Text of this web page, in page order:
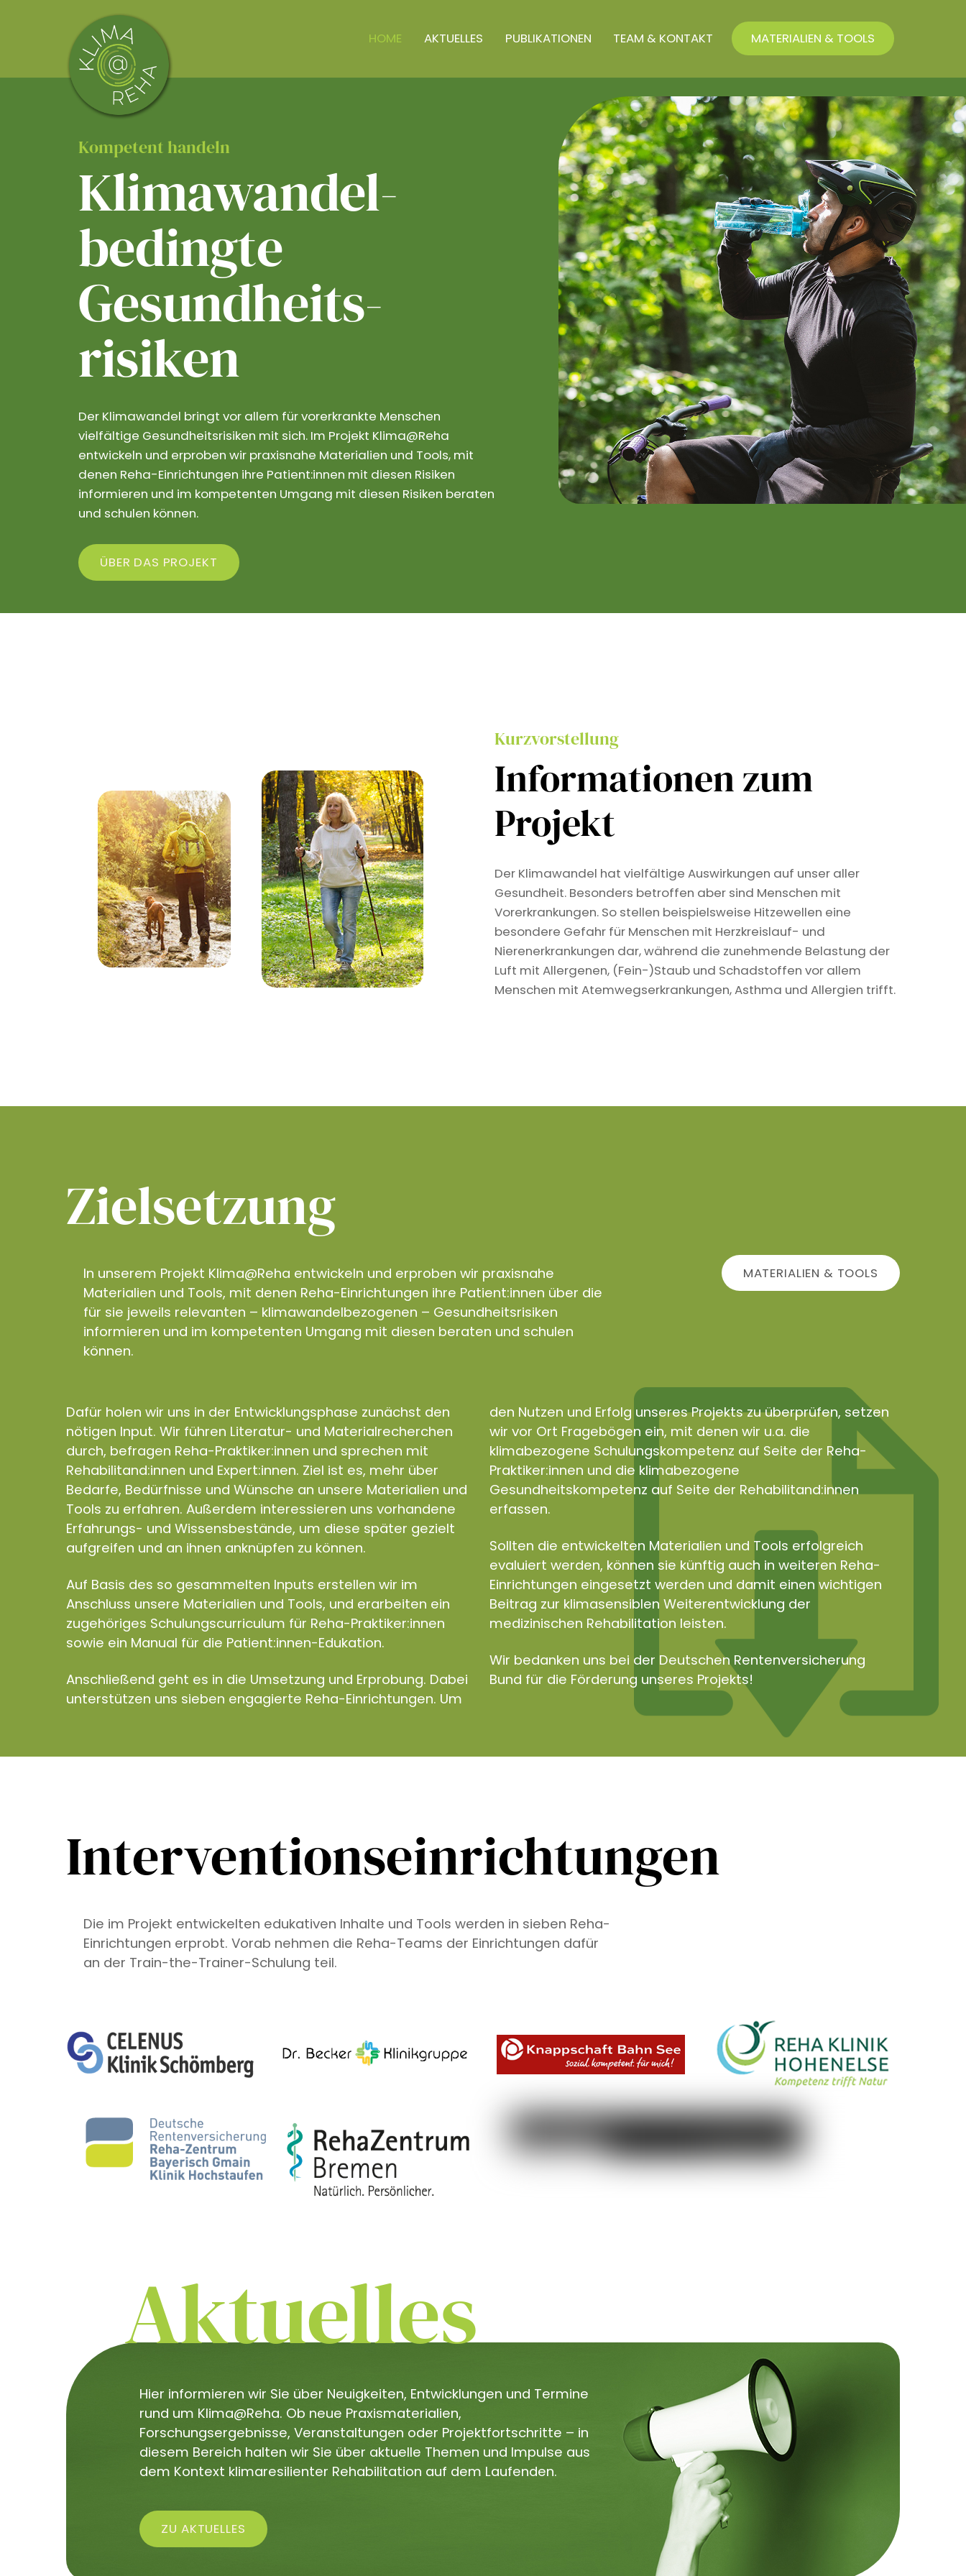
HOME AKTUELLES PUBLIKATIONEN TEAM & KONTAKT MATERIALIEN & TOOLS
Kompetent handeln
Klimawandel­
bedingte
Gesundheits­
risiken
Der Klimawandel bringt vor allem für vorerkrankte Menschen
vielfältige Gesundheitsrisiken mit sich. Im Projekt Klima@Reha
entwickeln und erproben wir praxisnahe Materialien und Tools, mit
denen Reha-Einrichtungen ihre Patient:innen mit diesen Risiken
informieren und im kompetenten Umgang mit diesen Risiken beraten
und schulen können.
ÜBER DAS PROJEKT
Kurzvorstellung
Informationen zum
Projekt
Der Klimawandel hat vielfältige Auswirkungen auf unser aller
Gesundheit. Besonders betroffen aber sind Menschen mit
Vorerkrankungen. So stellen beispielsweise Hitzewellen eine
besondere Gefahr für Menschen mit Herzkreislauf- und
Nierenerkrankungen dar, während die zunehmende Belastung der
Luft mit Allergenen, (Fein-)Staub und Schadstoffen vor allem
Menschen mit Atemwegserkrankungen, Asthma und Allergien trifft.
Zielsetzung
In unserem Projekt Klima@Reha entwickeln und erproben wir praxisnahe
Materialien und Tools, mit denen Reha-Einrichtungen ihre Patient:innen über die
für sie jeweils relevanten – klimawandelbezogenen – Gesundheitsrisiken
informieren und im kompetenten Umgang mit diesen beraten und schulen
können.
MATERIALIEN & TOOLS
Dafür holen wir uns in der Entwicklungsphase zunächst den
nötigen Input. Wir führen Literatur- und Materialrecherchen
durch, befragen Reha-Praktiker:innen und sprechen mit
Rehabilitand:innen und Expert:innen. Ziel ist es, mehr über
Bedarfe, Bedürfnisse und Wünsche an unsere Materialien und
Tools zu erfahren. Außerdem interessieren uns vorhandene
Erfahrungs- und Wissensbestände, um diese später gezielt
aufgreifen und an ihnen anknüpfen zu können.
Auf Basis des so gesammelten Inputs erstellen wir im
Anschluss unsere Materialien und Tools, und erarbeiten ein
zugehöriges Schulungscurriculum für Reha-Praktiker:innen
sowie ein Manual für die Patient:innen-Edukation.
Anschließend geht es in die Umsetzung und Erprobung. Dabei
unterstützen uns sieben engagierte Reha-Einrichtungen. Um
den Nutzen und Erfolg unseres Projekts zu überprüfen, setzen
wir vor Ort Fragebögen ein, mit denen wir u.a. die
klimabezogene Schulungskompetenz auf Seite der Reha-
Praktiker:innen und die klimabezogene
Gesundheitskompetenz auf Seite der Rehabilitand:innen
erfassen.
Sollten die entwickelten Materialien und Tools erfolgreich
evaluiert werden, können sie künftig auch in weiteren Reha-
Einrichtungen eingesetzt werden und damit einen wichtigen
Beitrag zur klimasensiblen Weiterentwicklung der
medizinischen Rehabilitation leisten.
Wir bedanken uns bei der Deutschen Rentenversicherung
Bund für die Förderung unseres Projekts!
Interventionseinrichtungen
Die im Projekt entwickelten edukativen Inhalte und Tools werden in sieben Reha-
Einrichtungen erprobt. Vorab nehmen die Reha-Teams der Einrichtungen dafür
an der Train-the-Trainer-Schulung teil.
Aktuelles
Hier informieren wir Sie über Neuigkeiten, Entwicklungen und Termine
rund um Klima@Reha. Ob neue Praxismaterialien,
Forschungsergebnisse, Veranstaltungen oder Projektfortschritte – in
diesem Bereich halten wir Sie über aktuelle Themen und Impulse aus
dem Kontext klimaresilienter Rehabilitation auf dem Laufenden.
ZU AKTUELLES